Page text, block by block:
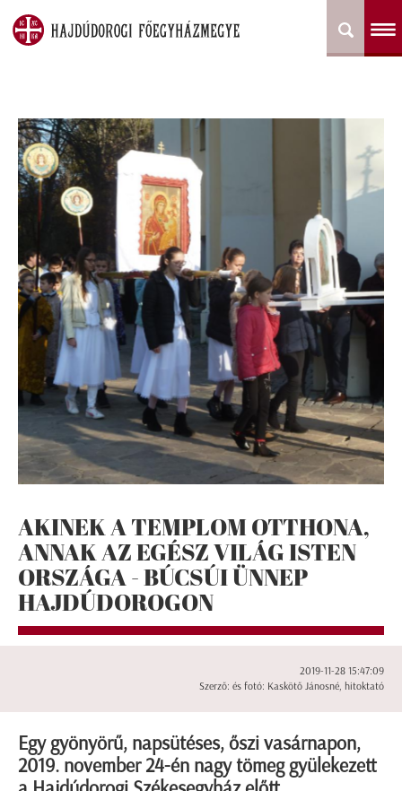
AKINEK A TEMPLOM OTTHONA,
ANNAK AZ EGÉSZ VILÁG ISTEN
ORSZÁGA - BÚCSÚI ÜNNEP
HAJDÚDOROGON
2019-11-28 15:47:09
Szerző: és fotó: Kaskötő Jánosné, hitoktató
Egy gyönyörű, napsütéses, őszi vasárnapon,
2019. november 24-én nagy tömeg gyülekezett